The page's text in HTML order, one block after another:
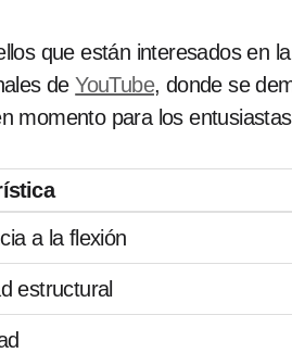
que están interesados en
deYouTube, donde se
momento para los
a la flexión
estructural